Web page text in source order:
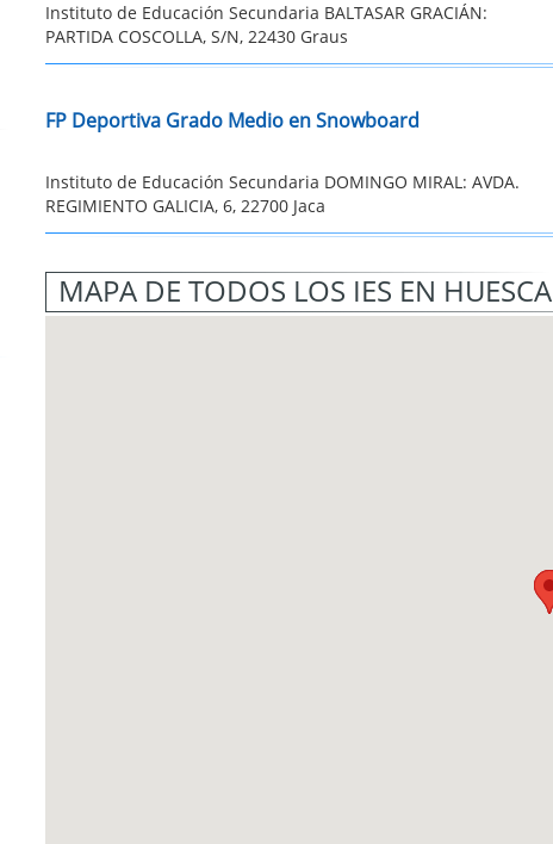
Instituto de Educación Secundaria BALTASAR GRACIÁN:
PARTIDA COSCOLLA, S/N, 22430 Graus
FP Deportiva Grado Medio en Snowboard
Instituto de Educación Secundaria DOMINGO MIRAL: AVDA.
REGIMIENTO GALICIA, 6, 22700 Jaca
MAPA DE TODOS LOS IES EN HUESCA